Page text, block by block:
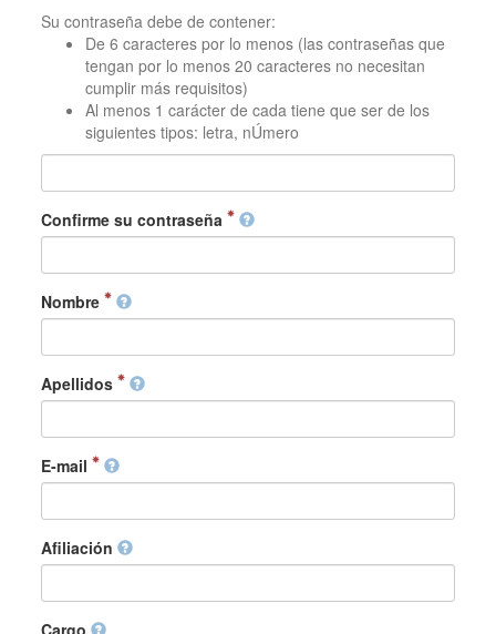
Su contraseña debe de contener:
De 6 caracteres por lo menos (las contraseñas que
tengan por lo menos 20 caracteres no necesitan
cumplir más requisitos)
Al menos 1 carácter de cada tiene que ser de los
siguientes tipos: letra, nÚmero
Confirme su contraseña
Nombre
Apellidos
E-mail
Afiliación
Cargo